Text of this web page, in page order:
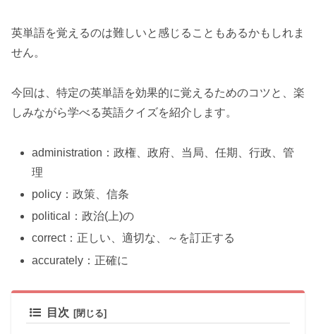
英単語を覚えるのは難しいと感じることもあるかもしれま
せん。
今回は、特定の英単語を効果的に覚えるためのコツと、楽
しみながら学べる英語クイズを紹介します。
administration：政権、政府、当局、任期、行政、管
理
policy：政策、信条
political：政治(上)の
correct：正しい、適切な、～を訂正する
accurately：正確に
目次